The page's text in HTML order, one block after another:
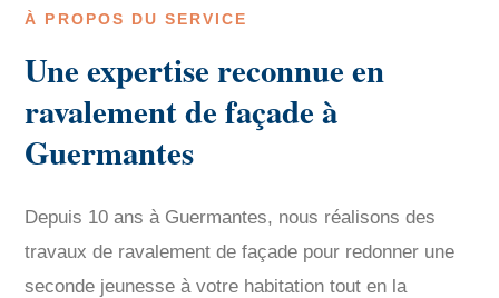
À PROPOS DU SERVICE
Une expertise reconnue en
ravalement de façade à
Guermantes
Depuis 10 ans à Guermantes, nous réalisons des
travaux de ravalement de façade pour redonner une
seconde jeunesse à votre habitation tout en la